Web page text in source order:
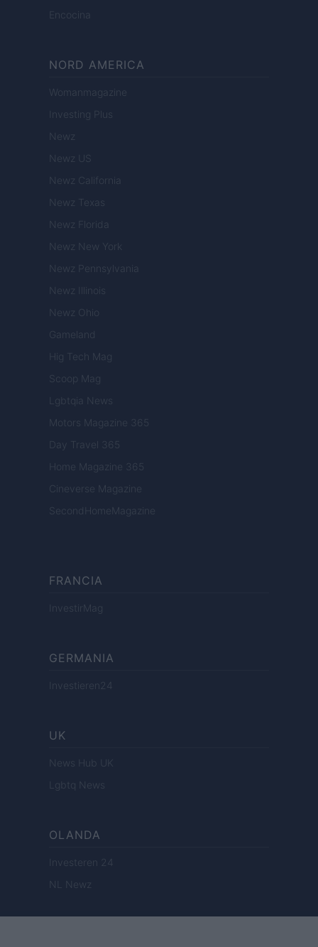
Encocina
NORD AMERICA
Womanmagazine
Investing Plus
Newz
Newz US
Newz California
Newz Texas
Newz Florida
Newz New York
Newz Pennsylvania
Newz Illinois
Newz Ohio
Gameland
Hig Tech Mag
Scoop Mag
Lgbtqia News
Motors Magazine 365
Day Travel 365
Home Magazine 365
Cineverse Magazine
SecondHomeMagazine
FRANCIA
InvestirMag
GERMANIA
Investieren24
UK
News Hub UK
Lgbtq News
OLANDA
Investeren 24
NL Newz